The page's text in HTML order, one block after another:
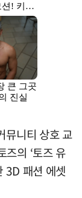
뮤니티 상호 교
즈의 ‘토즈 유
3D 패션 에셋